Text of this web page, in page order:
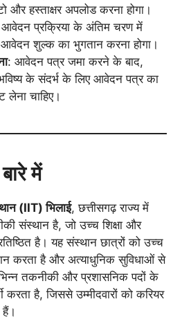
और हस्ताक्षर अपलोड करना होगा।
प्रक्रिया के अंतिम चरण में
आवेदन शुल्क का भुगतान करना होगा।
: आवेदन पत्र जमा करने के बाद,
भविष्य के संदर्भ के लिए आवेदन पत्र का
चाहिए।
में
(IIT) भिलाई, छत्तीसगढ़ राज्य में
संस्थान है, जो उच्च शिक्षा और
है। यह संस्थान छात्रों को उच्च
करता है और अत्याधुनिक सुविधाओं से
तकनीकी और प्रशासनिक पदों के
करता है, जिससे उम्मीदवारों को करियर